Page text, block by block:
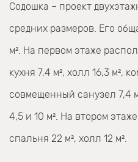
Содошка – проект
средних размеров. Его
м². На первом этаже
кухня 7,4 м², холл 16,3 м²,
совмещенный санузел 7,4
4,5 и 10 м². На втором
спальня 22 м², холл 12 м².